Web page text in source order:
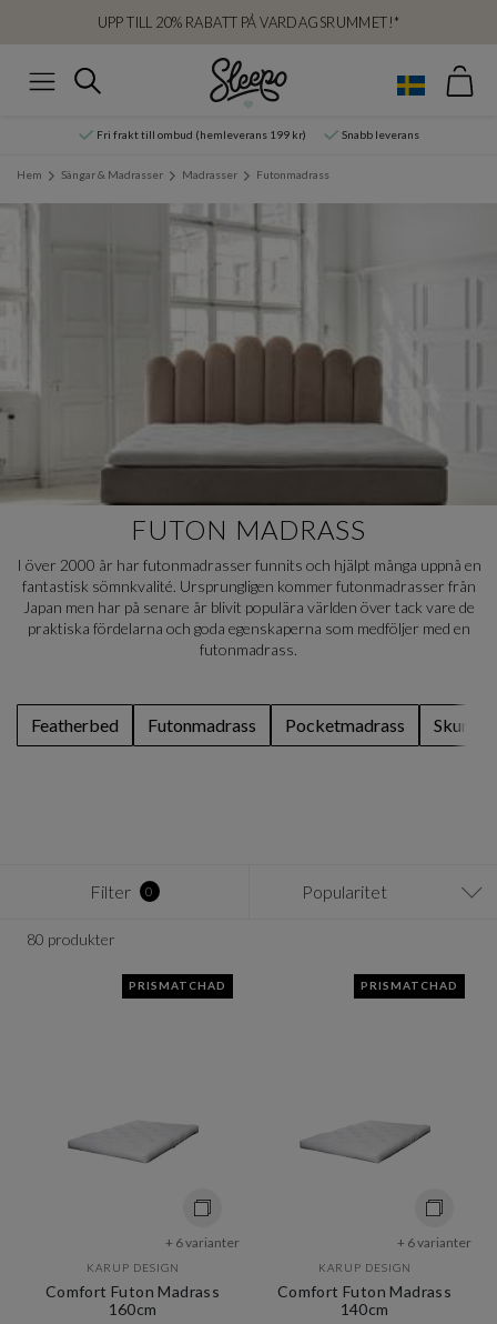
UPP TILL 20% RABATT PÅ VARDAGSRUMMET!*
Sök
Fri frakt till ombud (hemleverans 199 kr) Snabb leverans
Hem Sängar & Madrasser Madrasser Futonmadrass
FUTON MADRASS
I över 2000 år har futonmadrasser funnits och hjälpt många uppnå en
fantastisk sömnkvalité. Ursprungligen kommer futonmadrasser från
Japan men har på senare år blivit populära världen över tack vare de
praktiska fördelarna och goda egenskaperna som medföljer med en
futonmadrass.
Featherbed Futonmadrass Pocketmadrass
Filter 0 Popularitet
80 produkter
PRISMATCHAD
+ 6 varianter
KARUP DESIGN
Comfort Futon Madrass
160cm
PRISMATCHAD
+ 6 varianter
KARUP DESIGN
Comfort Futon Madrass
140cm